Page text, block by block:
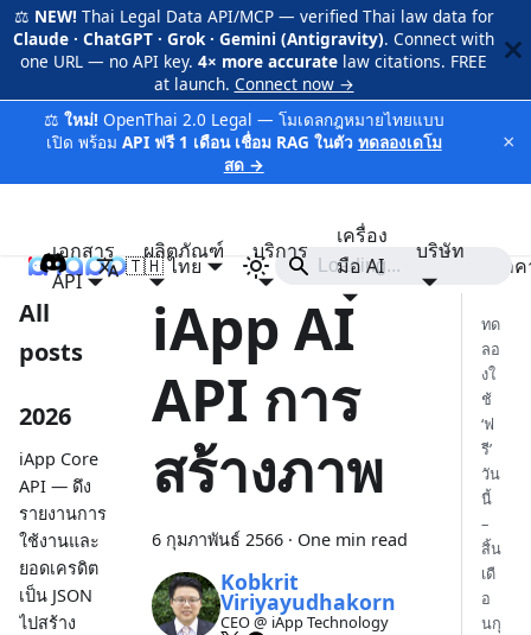
⚖️ NEW! Thai Legal Data API/MCP — verified Thai law data for
Claude · ChatGPT · Grok · Gemini (Antigravity). Connect with
one URL — no API key. 4× more accurate law citations. FREE
at launch. Connect now →
⚖️ ใหม่! OpenThai 2.0 Legal — โมเดลกฎหมายไทยแบบ
เปิด พร้อม API ฟรี 1 เดือน เชื่อม RAG ในตัว ทดลองเดโม
สด →
×
iApp
เอกสาร
API
ผลิตภัณฑ์ บริการ
เครื่อง
มือ AI
บริษัท
รา
🇹🇭 ไทย
All
posts
2026
iApp Core
API — ดึง
รายงานการ
ใช้งานและ
ยอดเครดิต
เป็น JSON
ไปสร้าง
iApp AI
API การ
สร้างภาพ
6 กุมภาพันธ์ 2566 · One min read
Kobkrit
Viriyayudhakorn
CEO @ iApp Technology
ทด
ลอ
งใ
ช้
‘ฟ
รี’
วัน
นี้
–
สิ้น
เดื
อ
นกุ